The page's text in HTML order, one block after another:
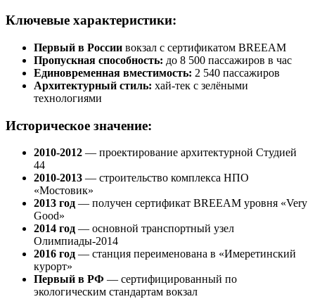
Ключевые характеристики:
Первый в России вокзал с сертификатом BREEAM
Пропускная способность: до 8 500 пассажиров в час
Единовременная вместимость: 2 540 пассажиров
Архитектурный стиль: хай-тек с зелёными
технологиями
Историческое значение:
2010-2012 — проектирование архитектурной Студией
44
2010-2013 — строительство комплекса НПО
«Мостовик»
2013 год — получен сертификат BREEAM уровня «Very
Good»
2014 год — основной транспортный узел
Олимпиады-2014
2016 год — станция переименована в «Имеретинский
курорт»
Первый в РФ — сертифицированный по
экологическим стандартам вокзал